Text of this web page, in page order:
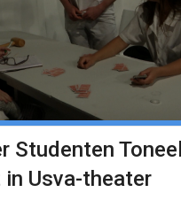
Studenten Toneel
Usva-theater